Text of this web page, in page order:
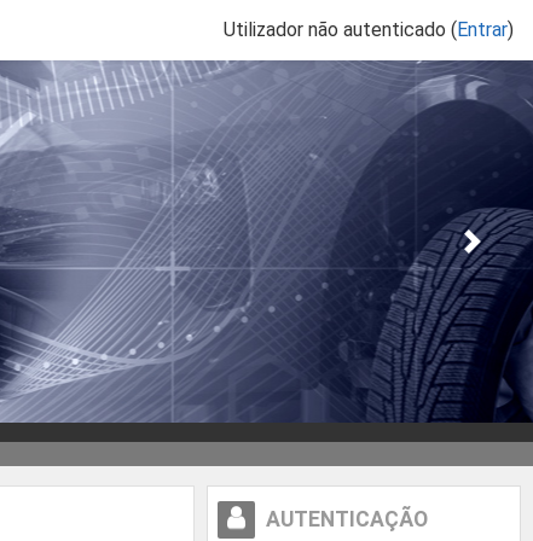
Utilizador não autenticado (Entrar)
Ignorar Autenticação
AUTENTICAÇÃO